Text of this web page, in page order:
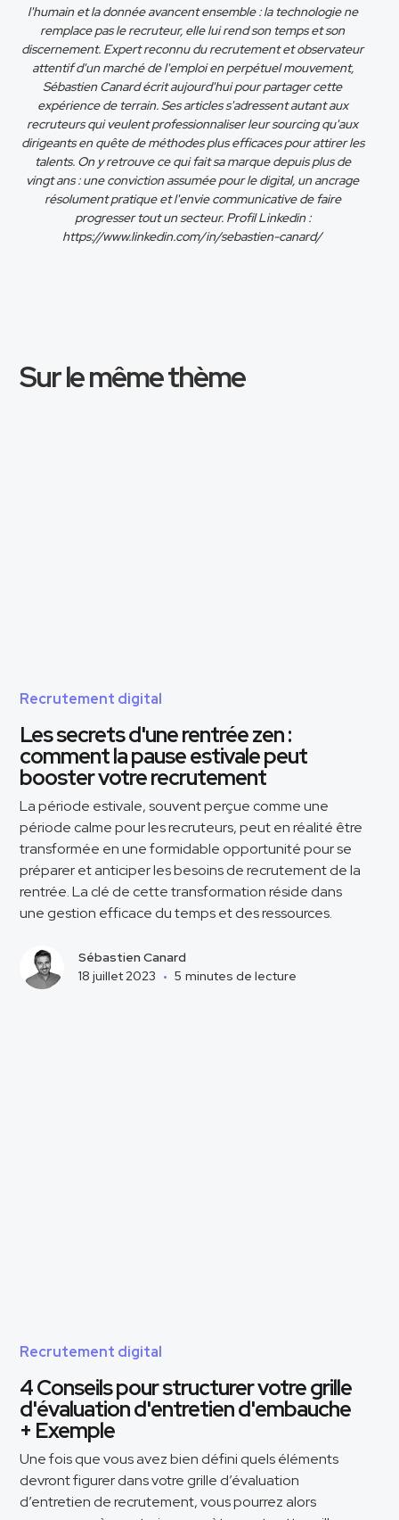
l'humain et la donnée avancent ensemble : la technologie ne
remplace pas le recruteur, elle lui rend son temps et son
discernement. Expert reconnu du recrutement et observateur
attentif d'un marché de l'emploi en perpétuel mouvement,
Sébastien Canard écrit aujourd'hui pour partager cette
expérience de terrain. Ses articles s'adressent autant aux
recruteurs qui veulent professionnaliser leur sourcing qu'aux
dirigeants en quête de méthodes plus efficaces pour attirer les
talents. On y retrouve ce qui fait sa marque depuis plus de
vingt ans : une conviction assumée pour le digital, un ancrage
résolument pratique et l'envie communicative de faire
progresser tout un secteur. Profil Linkedin :
https://www.linkedin.com/in/sebastien-canard/
Sur le même thème
Recrutement digital
Les secrets d'une rentrée zen :
comment la pause estivale peut
booster votre recrutement
La période estivale, souvent perçue comme une
période calme pour les recruteurs, peut en réalité être
transformée en une formidable opportunité pour se
préparer et anticiper les besoins de recrutement de la
rentrée. La clé de cette transformation réside dans
une gestion efficace du temps et des ressources.
Sébastien Canard
18 juillet 2023 • 5 minutes de lecture
Recrutement digital
4 Conseils pour structurer votre grille
d'évaluation d'entretien d'embauche
+ Exemple
Une fois que vous avez bien défini quels éléments
devront figurer dans votre grille d’évaluation
d’entretien de recrutement, vous pourrez alors